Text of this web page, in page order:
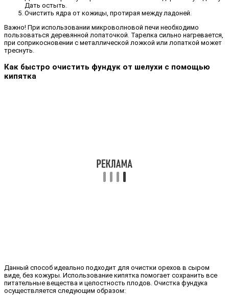
Дать остыть.
Очистить ядра от кожицы, протирая между ладоней.
Важно! При использовании микроволновой печи необходимо
пользоваться деревянной лопаточкой. Тарелка сильно нагревается,
при соприкосновении с металлической ложкой или лопаткой может
треснуть.
Как быстро очистить фундук от шелухи с помощью
кипятка
Данный способ идеально подходит для очистки орехов в сыром
виде, без кожуры. Использование кипятка помогает сохранить все
питательные вещества и целостность плодов. Очистка фундука
осуществляется следующим образом: